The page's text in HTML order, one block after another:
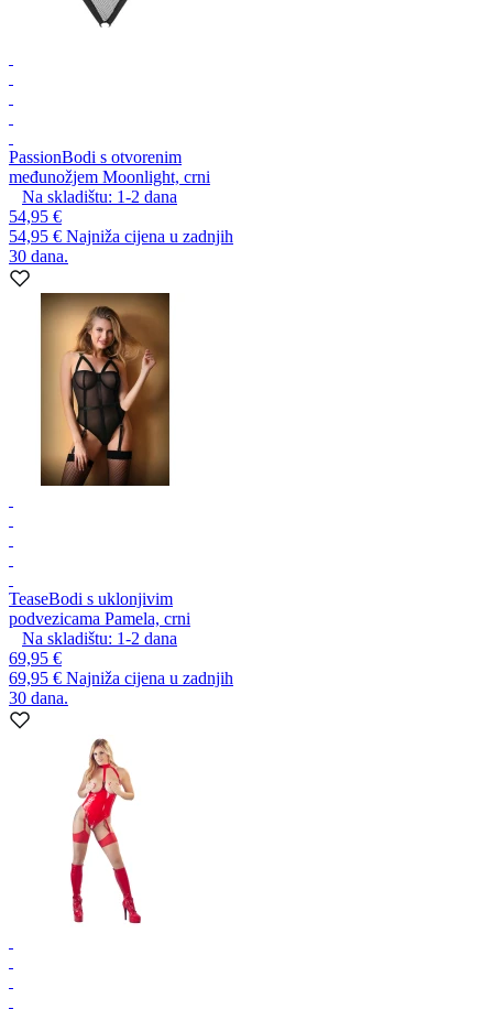
PassionBodi s otvorenim
međunožjem Moonlight, crni
Na skladištu: 1-2 dana
54,95 €
54,95 € Najniža cijena u zadnjih
30 dana.
TeaseBodi s uklonjivim
podvezicama Pamela, crni
Na skladištu: 1-2 dana
69,95 €
69,95 € Najniža cijena u zadnjih
30 dana.